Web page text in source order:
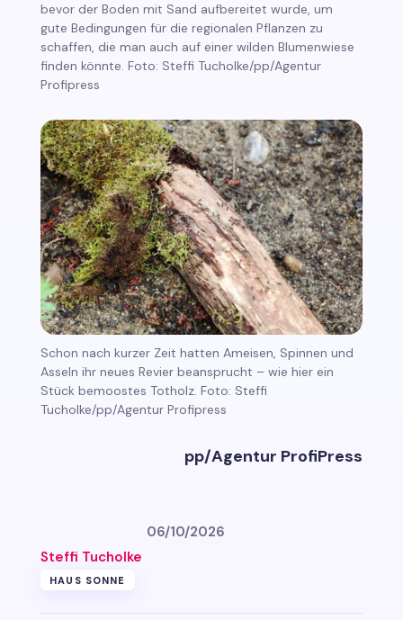
bevor der Boden mit Sand aufbereitet wurde, um
gute Bedingungen für die regionalen Pflanzen zu
schaffen, die man auch auf einer wilden Blumenwiese
finden könnte. Foto: Steffi Tucholke/pp/Agentur
Profipress
Schon nach kurzer Zeit hatten Ameisen, Spinnen und
Asseln ihr neues Revier beansprucht – wie hier ein
Stück bemoostes Totholz. Foto: Steffi
Tucholke/pp/Agentur Profipress
pp/Agentur ProfiPress
Steffi Tucholke
06/10/2026
HAUS SONNE